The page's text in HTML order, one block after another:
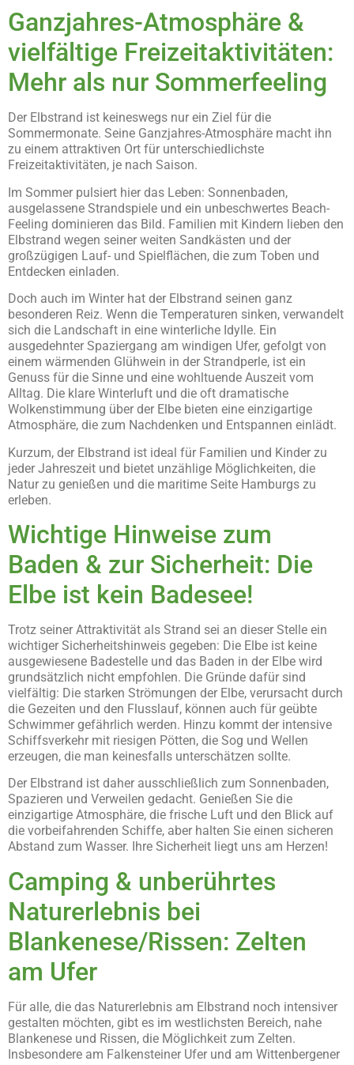
Ganzjahres-Atmosphäre &
vielfältige Freizeitaktivitäten:
Mehr als nur Sommerfeeling
Der Elbstrand ist keineswegs nur ein Ziel für die
Sommermonate. Seine Ganzjahres-Atmosphäre macht ihn
zu einem attraktiven Ort für unterschiedlichste
Freizeitaktivitäten, je nach Saison.
Im Sommer pulsiert hier das Leben: Sonnenbaden,
ausgelassene Strandspiele und ein unbeschwertes Beach-
Feeling dominieren das Bild. Familien mit Kindern lieben den
Elbstrand wegen seiner weiten Sandkästen und der
großzügigen Lauf- und Spielflächen, die zum Toben und
Entdecken einladen.
Doch auch im Winter hat der Elbstrand seinen ganz
besonderen Reiz. Wenn die Temperaturen sinken, verwandelt
sich die Landschaft in eine winterliche Idylle. Ein
ausgedehnter Spaziergang am windigen Ufer, gefolgt von
einem wärmenden Glühwein in der Strandperle, ist ein
Genuss für die Sinne und eine wohltuende Auszeit vom
Alltag. Die klare Winterluft und die oft dramatische
Wolkenstimmung über der Elbe bieten eine einzigartige
Atmosphäre, die zum Nachdenken und Entspannen einlädt.
Kurzum, der Elbstrand ist ideal für Familien und Kinder zu
jeder Jahreszeit und bietet unzählige Möglichkeiten, die
Natur zu genießen und die maritime Seite Hamburgs zu
erleben.
Wichtige Hinweise zum
Baden & zur Sicherheit: Die
Elbe ist kein Badesee!
Trotz seiner Attraktivität als Strand sei an dieser Stelle ein
wichtiger Sicherheitshinweis gegeben: Die Elbe ist keine
ausgewiesene Badestelle und das Baden in der Elbe wird
grundsätzlich nicht empfohlen. Die Gründe dafür sind
vielfältig: Die starken Strömungen der Elbe, verursacht durch
die Gezeiten und den Flusslauf, können auch für geübte
Schwimmer gefährlich werden. Hinzu kommt der intensive
Schiffsverkehr mit riesigen Pötten, die Sog und Wellen
erzeugen, die man keinesfalls unterschätzen sollte.
Der Elbstrand ist daher ausschließlich zum Sonnenbaden,
Spazieren und Verweilen gedacht. Genießen Sie die
einzigartige Atmosphäre, die frische Luft und den Blick auf
die vorbeifahrenden Schiffe, aber halten Sie einen sicheren
Abstand zum Wasser. Ihre Sicherheit liegt uns am Herzen!
Camping & unberührtes
Naturerlebnis bei
Blankenese/Rissen: Zelten
am Ufer
Für alle, die das Naturerlebnis am Elbstrand noch intensiver
gestalten möchten, gibt es im westlichsten Bereich, nahe
Blankenese und Rissen, die Möglichkeit zum Zelten.
Insbesondere am Falkensteiner Ufer und am Wittenbergener